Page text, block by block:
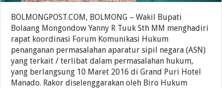
BOLMONGPOST.COM, BOLMONG – Wakil Bupati
Bolaang Mongondow Yanny R Tuuk Sth MM menghadiri
rapat koordinasi Forum Komunikasi Hukum
penanganan permasalahan aparatur sipil negara (ASN)
yang terkait / terlibat dalam permasalahan hukum,
yang berlangsung 10 Maret 2016 di Grand Puri Hotel
Manado. Rakor diselenggarakan oleh Biro Hukum